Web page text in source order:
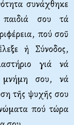
συνάχθηκε
σου τά
πού σοῦ
ἡ Σύνοδος,
γιά νά
μνήμη σου, νά
τῆς ψυχῆς σου
πού τώρα